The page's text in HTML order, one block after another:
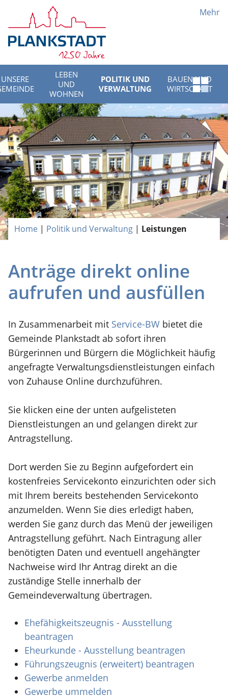
Mehr
UNSERE
LEBEN
UND
WOHNEN
POLITIK UND
VERWALTUNG
BAUEN UND
WIRTSCHAFT
Menü
öffnen
Home | Politik und Verwaltung | Leistungen
Anträge direkt online
aufrufen und ausfüllen
In Zusammenarbeit mit Service-BW bietet die
Gemeinde Plankstadt ab sofort ihren
Bürgerinnen und Bürgern die Möglichkeit häufig
angefragte Verwaltungsdienstleistungen einfach
von Zuhause Online durchzuführen.
Sie klicken eine der unten aufgelisteten
Dienstleistungen an und gelangen direkt zur
Antragstellung.
Dort werden Sie zu Beginn aufgefordert ein
kostenfreies Servicekonto einzurichten oder sich
mit Ihrem bereits bestehenden Servicekonto
anzumelden. Wenn Sie dies erledigt haben,
werden Sie ganz durch das Menü der jeweiligen
Antragstellung geführt. Nach Eintragung aller
benötigten Daten und eventuell angehängter
Nachweise wird Ihr Antrag direkt an die
zuständige Stelle innerhalb der
Gemeindeverwaltung übertragen.
Ehefähigkeitszeugnis - Ausstellung
beantragen
Eheurkunde - Ausstellung beantragen
Führungszeugnis (erweitert) beantragen
Gewerbe anmelden
Gewerbe ummelden